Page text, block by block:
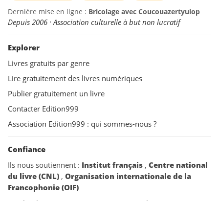
Dernière mise en ligne : Bricolage avec Coucouazertyuiop
Depuis 2006 · Association culturelle à but non lucratif
Explorer
Livres gratuits par genre
Lire gratuitement des livres numériques
Publier gratuitement un livre
Contacter Edition999
Association Edition999 : qui sommes-nous ?
Confiance
Ils nous soutiennent : Institut français , Centre national
du livre (CNL) , Organisation internationale de la
Francophonie (OIF)